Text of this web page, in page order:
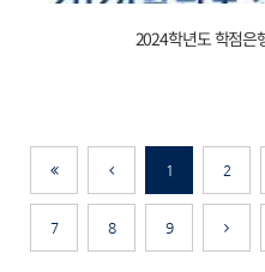
모집
_
언론기사
_229.jpg
2024학년도 학점은
제일
이전으로
이전으로 1 2
7 8 9 다음으